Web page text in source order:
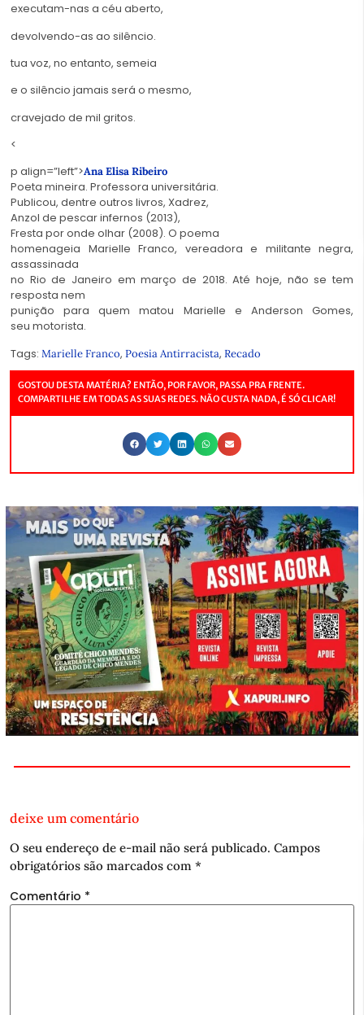
executam-nas a céu aberto,
devolvendo-as ao silêncio.
tua voz, no entanto, semeia
e o silêncio jamais será o mesmo,
cravejado de mil gritos.
<
p align=”left”>Ana Elisa Ribeiro
Poeta mineira. Professora universitária.
Publicou, dentre outros livros, Xadrez,
Anzol de pescar infernos (2013),
Fresta por onde olhar (2008). O poema
homenageia Marielle Franco, vereadora e militante negra,
assassinada
no Rio de Janeiro em março de 2018. Até hoje, não se tem
resposta nem
punição para quem matou Marielle e Anderson Gomes,
seu motorista.
Tags: Marielle Franco, Poesia Antirracista, Recado
GOSTOU DESTA MATÉRIA? ENTÃO, POR FAVOR, PASSA PRA FRENTE.
COMPARTILHE EM TODAS AS SUAS REDES. NÃO CUSTA NADA, É SÓ CLICAR!
deixe um comentário
O seu endereço de e-mail não será publicado. Campos
obrigatórios são marcados com *
Comentário *